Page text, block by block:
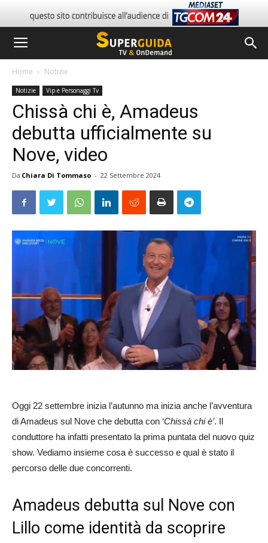
Home Notizie
Notizie Vip e Personaggi Tv
Chissà chi è, Amadeus
debutta ufficialmente su
Nove, video
Da Chiara Di Tommaso - 22 Settembre 2024
Oggi 22 settembre inizia l’autunno ma inizia anche l’avventura
di Amadeus sul Nove che debutta con ‘Chissà chi è’. Il
conduttore ha infatti presentato la prima puntata del nuovo quiz
show. Vediamo insieme cosa è successo e qual è stato il
percorso delle due concorrenti.
Amadeus debutta sul Nove con
Lillo come identità da scoprire